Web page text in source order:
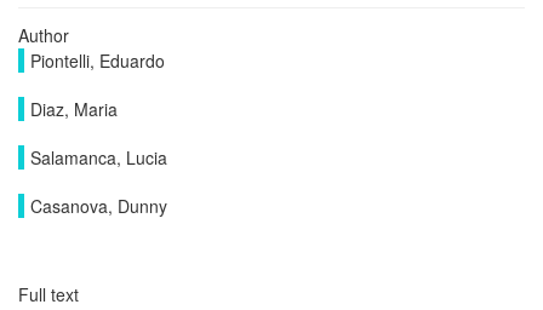
Author
Piontelli, Eduardo
Diaz, Maria
Salamanca, Lucia
Casanova, Dunny
Full text